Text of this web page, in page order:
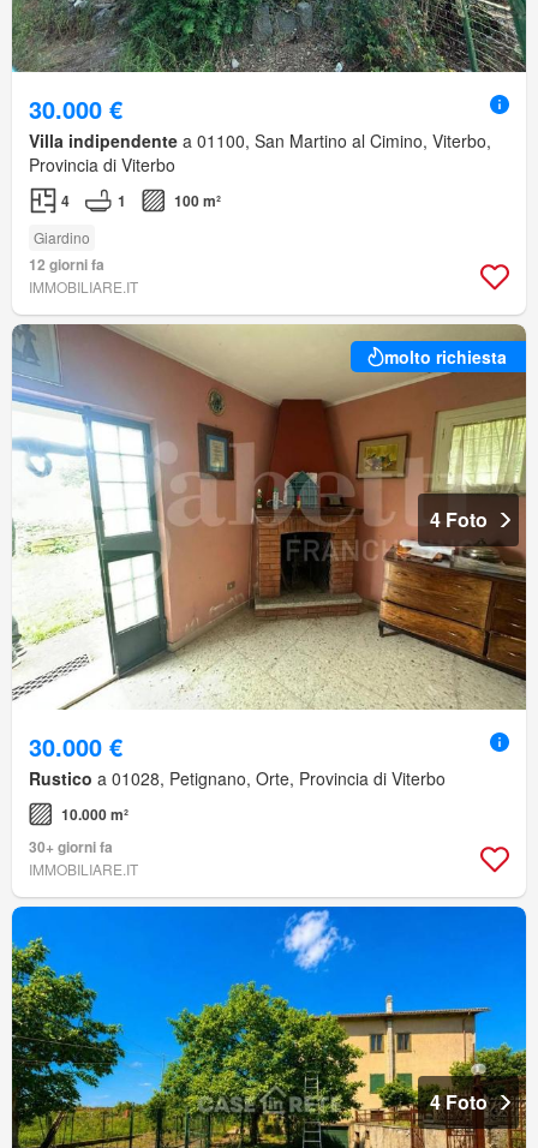
30.000 €
Villa indipendente a 01100, San Martino al Cimino, Viterbo,
Provincia di Viterbo
4 1 100 m²
Giardino
12 giorni fa
IMMOBILIARE.IT
molto richiesta
4 Foto
30.000 €
Rustico a 01028, Petignano, Orte, Provincia di Viterbo
10.000 m²
30+ giorni fa
IMMOBILIARE.IT
4 Foto